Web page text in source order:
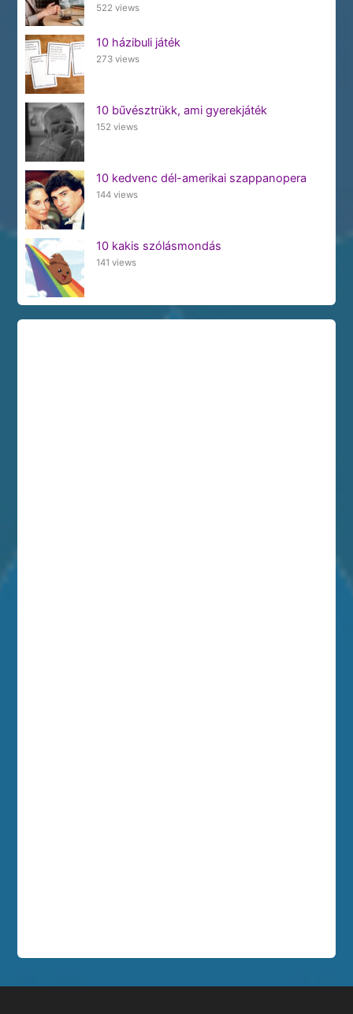
522 views
10 házibuli játék
273 views
10 bűvésztrükk, ami gyerekjáték
152 views
10 kedvenc dél-amerikai szappanopera
144 views
10 kakis szólásmondás
141 views